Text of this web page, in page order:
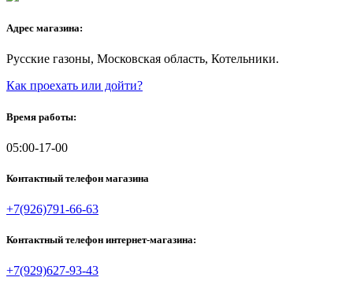
Адрес магазина:
Русские газоны, Московская область, Котельники.
Как проехать или дойти?
Время работы:
05:00-17-00
Контактный телефон магазина
+7(926)791-66-63
Контактный телефон интернет-магазина:
+7(929)627-93-43